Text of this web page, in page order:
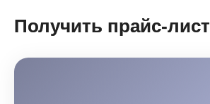
Получить прайс-лист